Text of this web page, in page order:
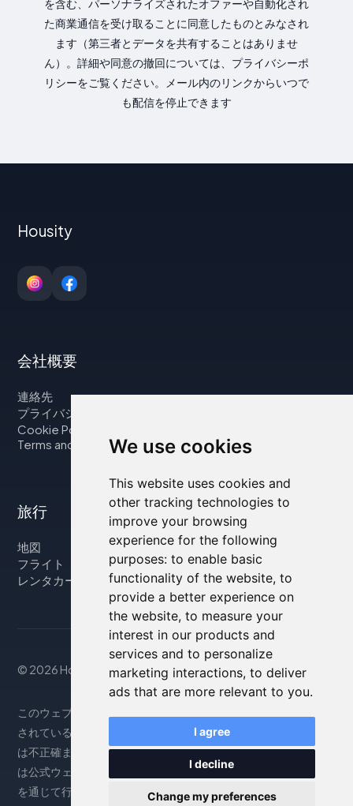
We use cookies
This website uses cookies and
other tracking technologies to
improve your browsing
experience for the following
purposes: to enable basic
functionality of the website, to
provide a better experience on
the website, to measure your
interest in our products and
services and to personalize
marketing interactions, to deliver
ads that are more relevant to you.
I agree
I decline
Change my preferences
を含む、パーソナライズされたオファーや自動化され
た商業通信を受け取ることに同意したものとみなされ
ます（第三者とデータを共有することはありませ
ん）。詳細や同意の撤回については、プライバシーポ
リシーをご覧ください。メール内のリンクからいつで
も配信を停止できます
Housity
会社概要
連絡先
プライバシーポリシー
Cookie Policy
Terms and Conditions
旅行
地図
フライト
レンタカー
© 2026 Housity.net
このウェブサイトは参考情報のみを提供するものであり、掲載
されている宿泊施設とは一切関係ありません。表示される情報
は不正確または古い場合がありますので、正確な情報について
は公式ウェブサイトをご参照ください。予約は提携パートナー
を通じて行われます。詳細については、法律上の注意事項をご